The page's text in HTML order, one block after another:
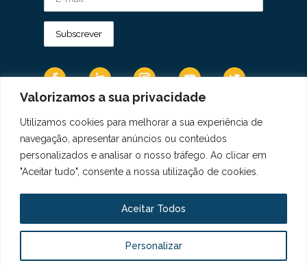
Valorizamos a sua privacidade
Utilizamos cookies para melhorar a sua experiência de
navegação, apresentar anúncios ou conteúdos
personalizados e analisar o nosso tráfego. Ao clicar em
"Aceitar tudo", consente a nossa utilização de cookies.
Personalizar
Aceitar Todos
Os Dados Pessoais são tratados de acordo
com a Diretiva 95/46/CE do Regulamento
Geral sobre a Proteção de Dados.
Copyright © 2021 Real Colégio de Portugal.
Todos os direitos revervados. Conheça a nossa
Política de Privacidadeaqui
Livro de Elogios, Sugestões e Reclamações